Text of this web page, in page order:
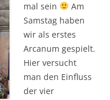
mal sein
Am
Samstag haben
wir als erstes
Arcanum gespielt.
Hier versucht
man den Einfluss
der vier